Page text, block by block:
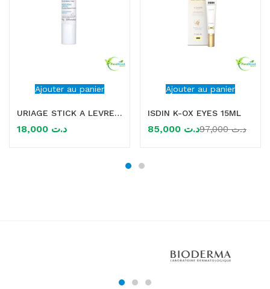
Ajouter au panier
URIAGE STICK A LEVRES 4G
د.ت
Ajouter au panier
ISDIN K-OX EYES 15ML
د.ت د.ت97,000